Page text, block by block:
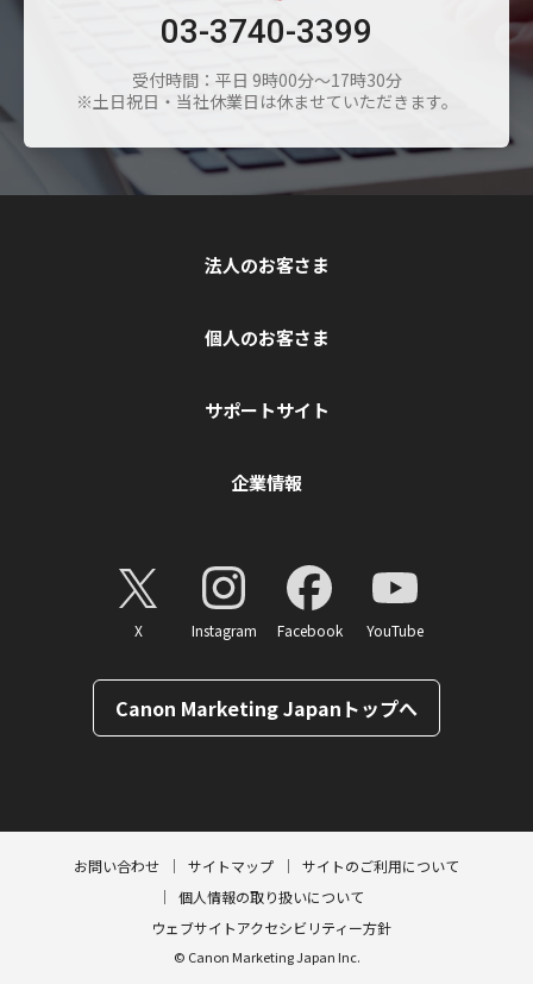
03-3740-3399
受付時間：平日 9時00分～17時30分
※土日祝日・当社休業日は休ませていただきます。
法人のお客さま
個人のお客さま
サポートサイト
企業情報
X Instagram Facebook YouTube
Canon Marketing Japanトップへ
お問い合わせ サイトマップ
サイトのご利用について
個人情報の取り扱いについて
ウェブサイトアクセシビリティー方針
© Canon Marketing Japan Inc.